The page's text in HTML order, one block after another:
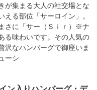
が集まる大人の社交場とな
る部位「サーロイン」。
さに「サー（Ｓｉｒ）※ナ
る味わいです。その人気の
沢なハンバーグで御座いま
ーシ